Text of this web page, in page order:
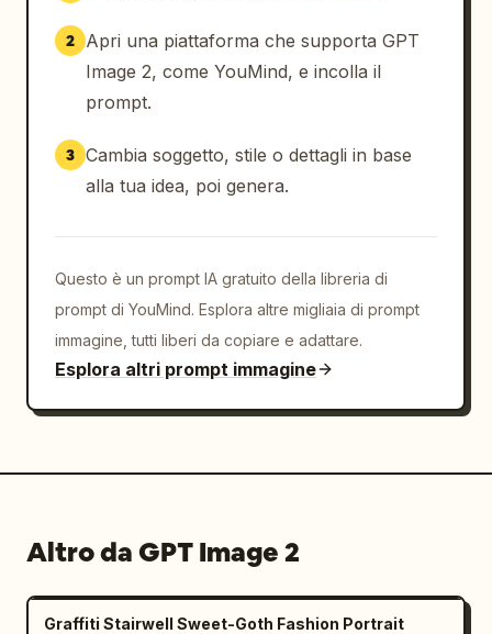
2
Apri una piattaforma che supporta GPT
Image 2, come YouMind, e incolla il
prompt.
3 Cambia soggetto, stile o dettagli in base
alla tua idea, poi genera.
Questo è un prompt IA gratuito della libreria di
prompt di YouMind. Esplora altre migliaia di prompt
immagine, tutti liberi da copiare e adattare.
Esplora altri prompt immagine
Altro da GPT Image 2
Graffiti Stairwell Sweet-Goth Fashion Portrait